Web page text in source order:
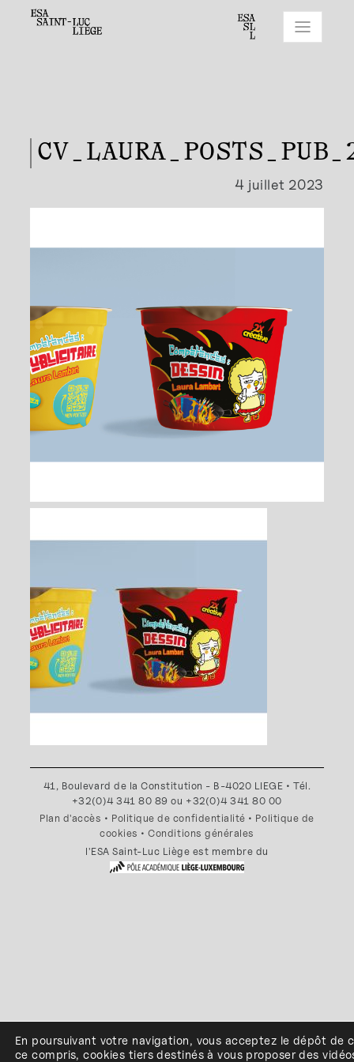
4 juillet 2023
41, Boulevard de la Constitution - B-4020 LIEGE • Tél.
+32(0)4 341 80 89 ou +32(0)4 341 80 00
Plan d'accès • Politique de confidentialité • Politique de
cookies •Conditions générales
l'ESA Saint-Luc Liège est membre du
En poursuivant votre navigation, vous acceptez le dépôt de
ce compris, cookies tiers destinés àvous proposer des